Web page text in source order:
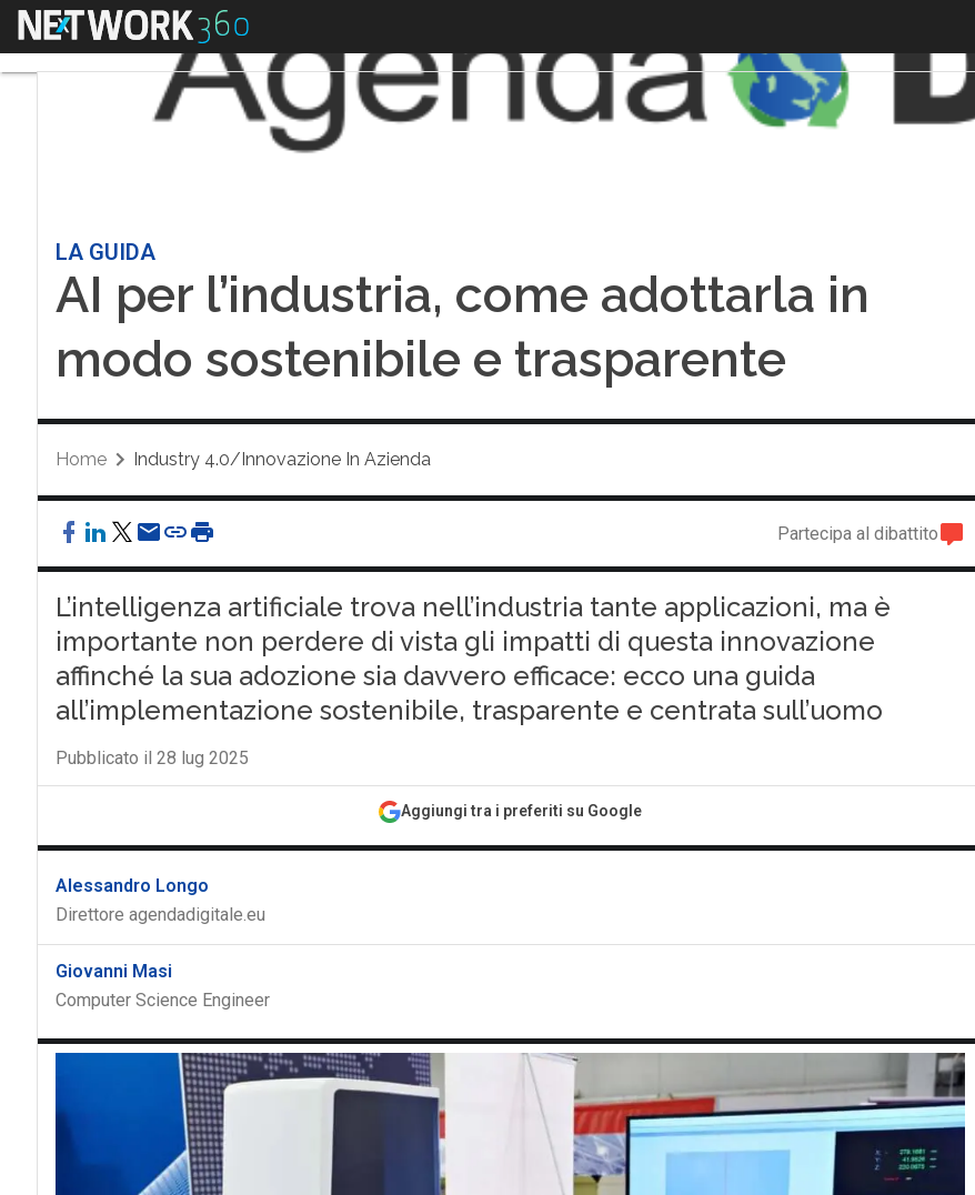
Menu
LA GUIDA
AI per l’industria, come adottarla in
modo sostenibile e trasparente
Home Industry 4.0/Innovazione In Azienda
Partecipa al dibattito
L’intelligenza artificiale trova nell’industria tante applicazioni, ma è
importante non perdere di vista gli impatti di questa innovazione
affinché la sua adozione sia davvero efficace: ecco una guida
all’implementazione sostenibile, trasparente e centrata sull’uomo
Pubblicato il 28 lug 2025
Aggiungi tra i preferiti su Google
Alessandro Longo
Direttore agendadigitale.eu
Giovanni Masi
Computer Science Engineer